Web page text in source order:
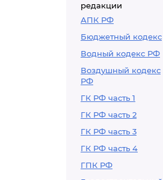
редакции
АПК РФ
Бюджетный кодекс
Водный кодекс РФ
Воздушный кодекс
РФ
ГК РФ часть 1
ГК РФ часть 2
ГК РФ часть 3
ГК РФ часть 4
ГПК РФ